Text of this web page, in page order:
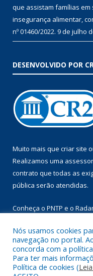
que assistam famílias
insegurança alimentar,
nº 01460/2022. 9 de julho
DESENVOLVIDO POR
Muito mais que criar site
Realizamos uma
contrato que todas as
pública serão atendidas.
Conheça o PNTP e o
Todos os direitos
Nós usamos cookies
navegação no portal.
concorda com a
Para ter mais
Política de cookies (